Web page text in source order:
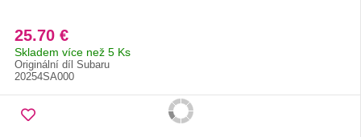
25.70 €
Skladem více než 5 Ks
Originální díl Subaru
20254SA000